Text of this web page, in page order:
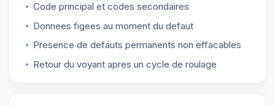
Code principal et codes secondaires
Donnees figees au moment du defaut
Presence de defauts permanents non effacables
Retour du voyant apres un cycle de roulage